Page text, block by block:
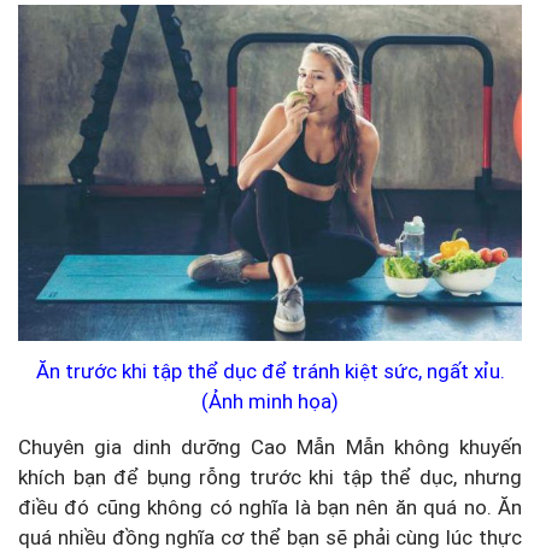
Ăn trước khi tập thể dục để tránh kiệt sức, ngất xỉu.
(Ảnh minh họa)
Chuyên gia dinh dưỡng Cao Mẫn Mẫn không khuyến
khích bạn để bụng rỗng trước khi tập thể dục, nhưng
điều đó cũng không có nghĩa là bạn nên ăn quá no. Ăn
quá nhiều đồng nghĩa cơ thể bạn sẽ phải cùng lúc thực